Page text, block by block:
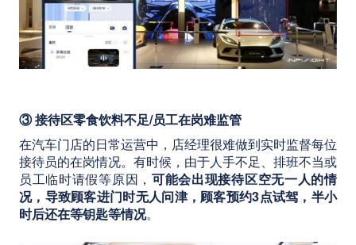
③ 接待区零食饮料不足/员工在岗难监管
在汽车门店的日常运营中，店经理很难做到实时监督每位
接待员的在岗情况。有时候，由于人手不足、排班不当或
员工临时请假等原因， 可能会出现接待区空无一人的情
况，导致顾客进门时无人问津，顾客预约3点试驾，半小
时后还在等钥匙等情况。